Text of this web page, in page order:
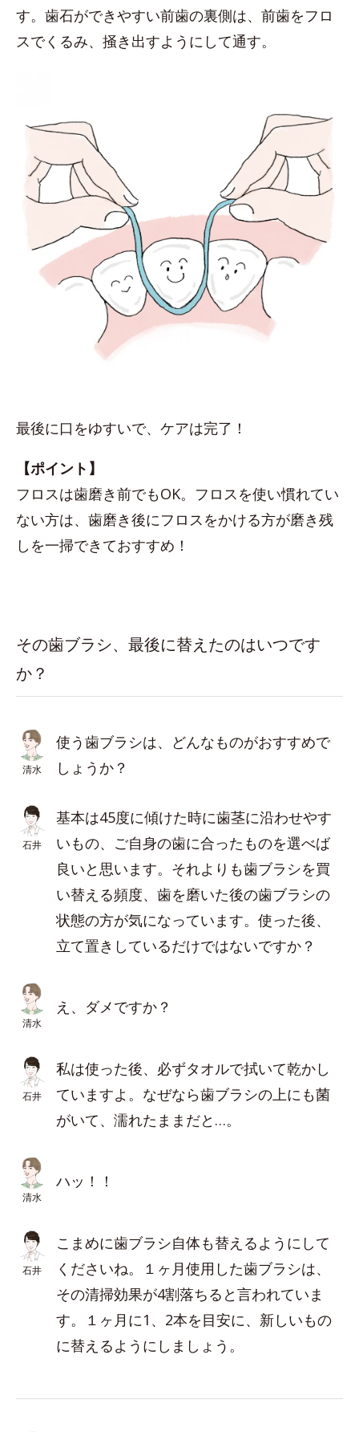
す。歯石ができやすい前歯の裏側は、前歯をフロ
スでくるみ、掻き出すようにして通す。
最後に口をゆすいで、ケアは完了！
【ポイント】
フロスは歯磨き前でもOK。フロスを使い慣れてい
ない方は、歯磨き後にフロスをかける方が磨き残
しを一掃できておすすめ！
その歯ブラシ、最後に替えたのはいつです
か？
清水
使う歯ブラシは、どんなものがおすすめで
しょうか？
石井
基本は45度に傾けた時に歯茎に沿わせやす
いもの、ご自身の歯に合ったものを選べば
良いと思います。それよりも歯ブラシを買
い替える頻度、歯を磨いた後の歯ブラシの
状態の方が気になっています。使った後、
立て置きしているだけではないですか？
清水
え、ダメですか？
石井
私は使った後、必ずタオルで拭いて乾かし
ていますよ。なぜなら歯ブラシの上にも菌
がいて、濡れたままだと…。
清水
ハッ！！
石井
こまめに歯ブラシ自体も替えるようにして
くださいね。１ヶ月使用した歯ブラシは、
その清掃効果が4割落ちると言われていま
す。１ヶ月に1、2本を目安に、新しいもの
に替えるようにしましょう。